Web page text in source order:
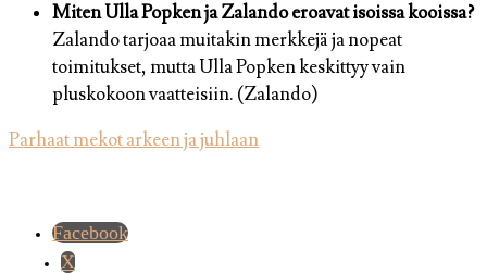
Miten Ulla Popken ja Zalando eroavat isoissa kooissa?
Zalando tarjoaa muitakin merkkejä ja nopeat
toimitukset, mutta Ulla Popken keskittyy vain
pluskokoon vaatteisiin. (Zalando)
Parhaat mekot arkeen ja juhlaan
Facebook
X